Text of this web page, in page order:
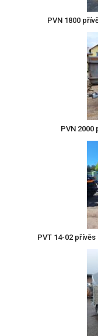
PVN 1800
PVN
PVT 14-02